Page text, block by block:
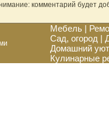
комментарий будет
Мебель |
Сад, огород |
Домашний уют
Кулинарные